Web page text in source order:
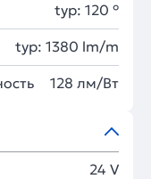
typ: 120 °
typ: 1380 lm/m
128 лм/Вт
24 V